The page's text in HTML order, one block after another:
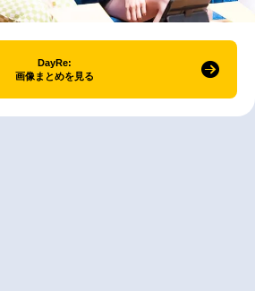
DayRe:
画像まとめを見る